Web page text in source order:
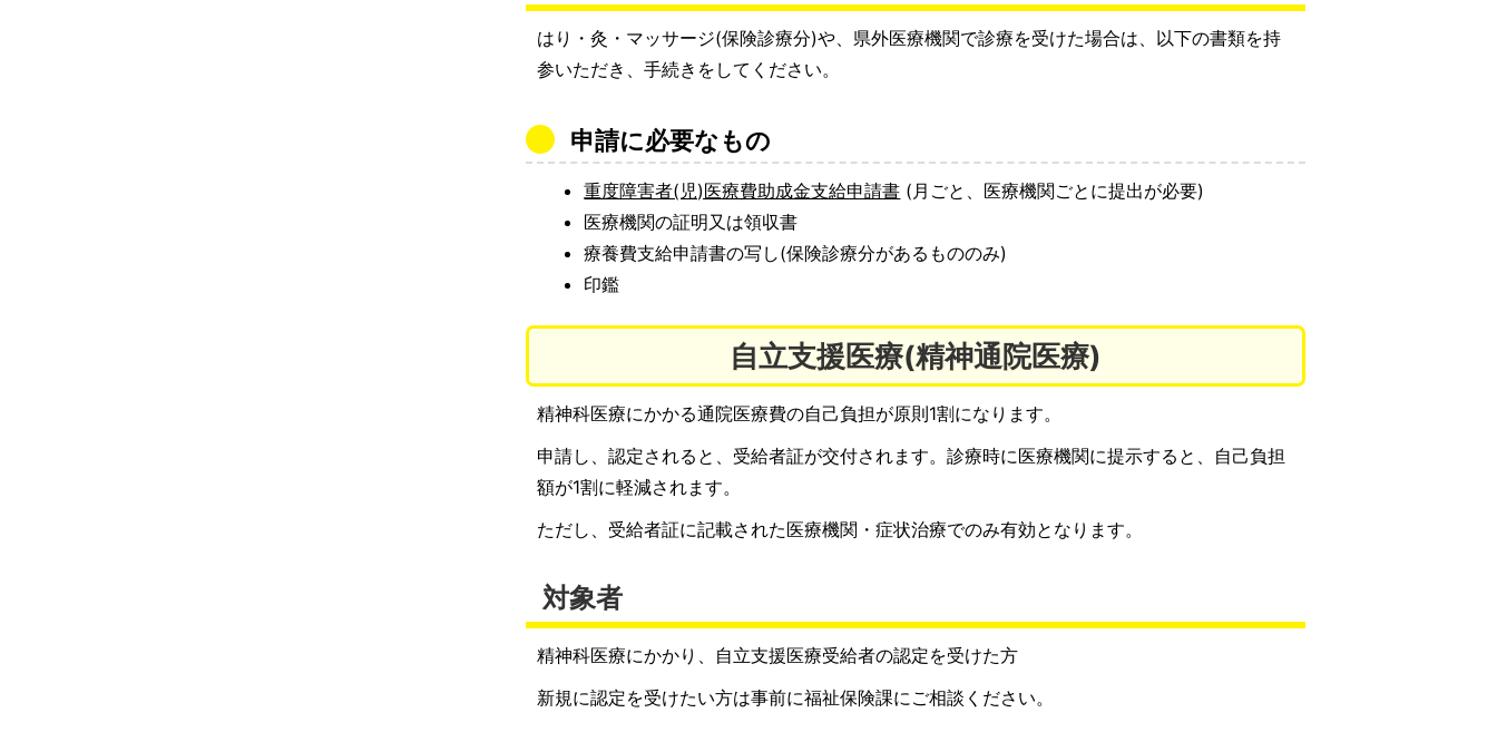
はり・灸・マッサージ(保険診療分)や、県外医療機関で診療を受けた場合は、以下の書類を持
参いただき、手続きをしてください。
申請に必要なもの
重度障害者(児)医療費助成金支給申請書 (月ごと、医療機関ごとに提出が必要)
医療機関の証明又は領収書
療養費支給申請書の写し(保険診療分があるもののみ)
印鑑
自立支援医療(精神通院医療)
精神科医療にかかる通院医療費の自己負担が原則1割になります。
申請し、認定されると、受給者証が交付されます。診療時に医療機関に提示すると、自己負担
額が1割に軽減されます。
ただし、受給者証に記載された医療機関・症状治療でのみ有効となります。
対象者
精神科医療にかかり、自立支援医療受給者の認定を受けた方
新規に認定を受けたい方は事前に福祉保険課にご相談ください。